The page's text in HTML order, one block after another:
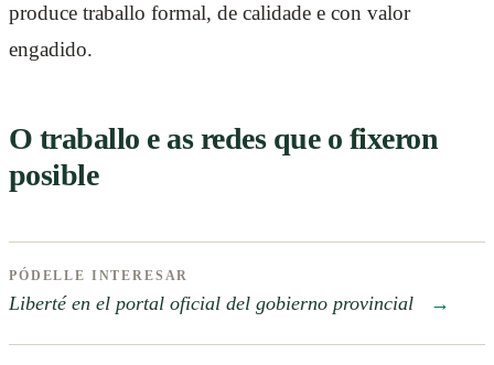
produce traballo formal, de calidade e con valor
engadido.
O traballo e as redes que o fixeron
posible
PÓDELLE INTERESAR
Liberté en el portal oficial del gobierno provincial →